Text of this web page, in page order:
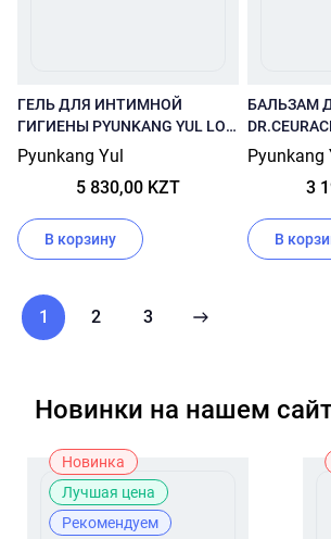
ГЕЛЬ ДЛЯ ИНТИМНОЙ
ГИГИЕНЫ PYUNKANG YUL LOW
PH FEMININE WASH 500 МЛ
Pyunkang Yul
5 830,00 KZT
В корзину
БАЛЬЗАМ
Pyunkang
3
В
1 2 3
Новинки на нашем
Новинка
Лучшая цена
Рекомендуем